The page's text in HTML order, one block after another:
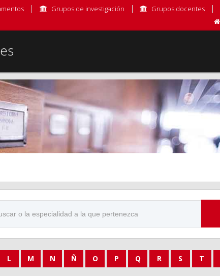
Grupos de investigación Grupos docentes
L M N Ñ O P Q R S T